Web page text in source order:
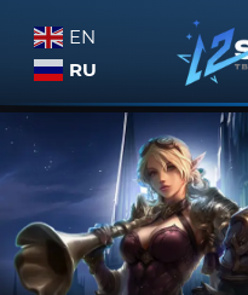
EN
RU